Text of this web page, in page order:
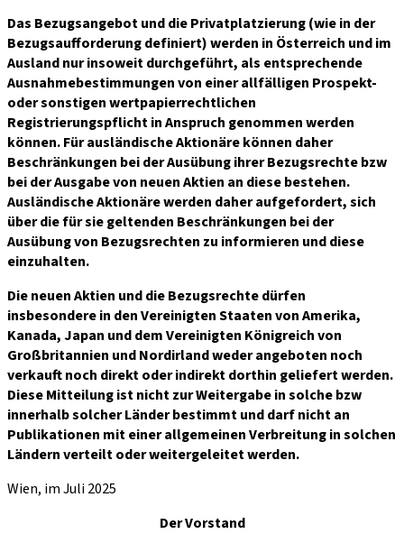
Das Bezugsangebot und die Privatplatzierung (wie in der
Bezugsaufforderung definiert) werden in Österreich und im
Ausland nur insoweit durchgeführt, als entsprechende
Ausnahmebestimmungen von einer allfälligen Prospekt-
oder sonstigen wertpapierrechtlichen
Registrierungspflicht in Anspruch genommen werden
können. Für ausländische Aktionäre können daher
Beschränkungen bei der Ausübung ihrer Bezugsrechte bzw
bei der Ausgabe von neuen Aktien an diese bestehen.
Ausländische Aktionäre werden daher aufgefordert, sich
über die für sie geltenden Beschränkungen bei der
Ausübung von Bezugsrechten zu informieren und diese
einzuhalten.
Die neuen Aktien und die Bezugsrechte dürfen
insbesondere in den Vereinigten Staaten von Amerika,
Kanada, Japan und dem Vereinigten Königreich von
Großbritannien und Nordirland weder angeboten noch
verkauft noch direkt oder indirekt dorthin geliefert werden.
Diese Mitteilung ist nicht zur Weitergabe in solche bzw
innerhalb solcher Länder bestimmt und darf nicht an
Publikationen mit einer allgemeinen Verbreitung in solchen
Ländern verteilt oder weitergeleitet werden.
Wien, im Juli 2025
Der Vorstand